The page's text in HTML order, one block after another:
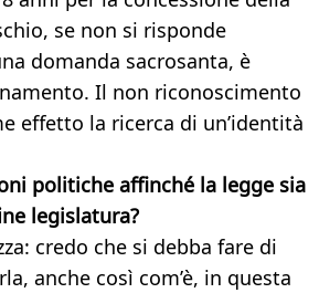
se non si risponde
domanda sacrosanta, è
Il non riconoscimento
effetto la ricerca di un’identità
politiche affinché la legge sia
legislatura?
credo che si debba fare di
anche così com’è, in questa